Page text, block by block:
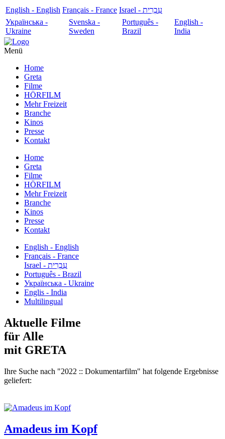
English - English Français - France
עִבְרִית - Israel
Українська -
Ukraine
Svenska -
Sweden
Português -
Brazil
English -
India
Menü
Home
Greta
Filme
HÖRFILM
Mehr Freizeit
Branche
Kinos
Presse
Kontakt
Home
Greta
Filme
HÖRFILM
Mehr Freizeit
Branche
Kinos
Presse
Kontakt
English - English
Français - France
עִבְרִית - Israel
Português - Brazil
Українська - Ukraine
Englis - India
Multilingual
Aktuelle Filme
für Alle
mit GRETA
Ihre Suche nach "2022 :: Dokumentarfilm" hat folgende Ergebnisse
geliefert:
Amadeus im Kopf